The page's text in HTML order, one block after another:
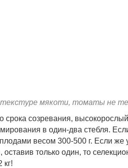
текстуре мякоти, томаты не
срока созревания,
в один-два стебля.
весом 300-500 г. Если же
только один, то
кг!